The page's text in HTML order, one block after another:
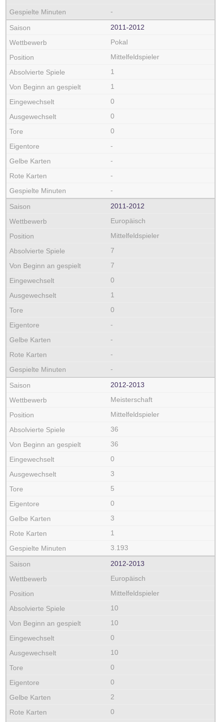
-
2011‑2012
Pokal
Mittelfeldspieler
1
1
0
0
0
-
-
-
-
2011‑2012
Europäisch
Mittelfeldspieler
7
7
0
1
0
-
-
-
-
2012‑2013
Meisterschaft
Mittelfeldspieler
36
36
0
3
5
0
3
1
3.193
2012‑2013
Europäisch
Mittelfeldspieler
10
10
0
10
0
0
2
0